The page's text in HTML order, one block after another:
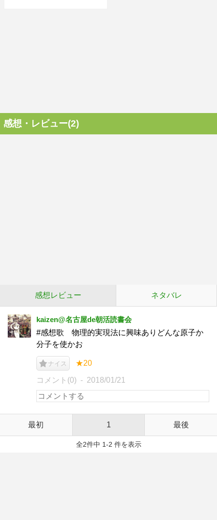
感想・レビュー(2)
感想レビュー ネタバレ
kaizen@名古屋de朝活読書会
#感想歌 物理的実現法に興味ありどんな原子か
分子を使かお
ナイス ★20
コメント(0) 2018/01/21
最初 1 最後
全2件中 1-2 件を表示